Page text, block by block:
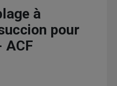
à
pour
ACF